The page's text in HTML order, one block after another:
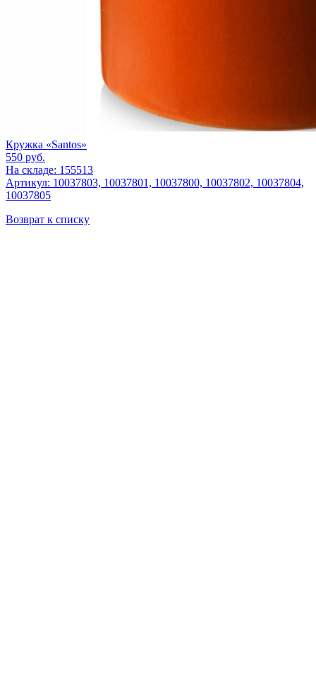
Кружка «Santos»
550 руб.
На складе: 155513
Артикул: 10037803, 10037801, 10037800, 10037802, 10037804,
10037805
Возврат к списку